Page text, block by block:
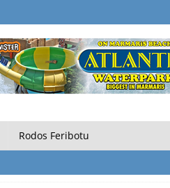
Rodos Feribotu